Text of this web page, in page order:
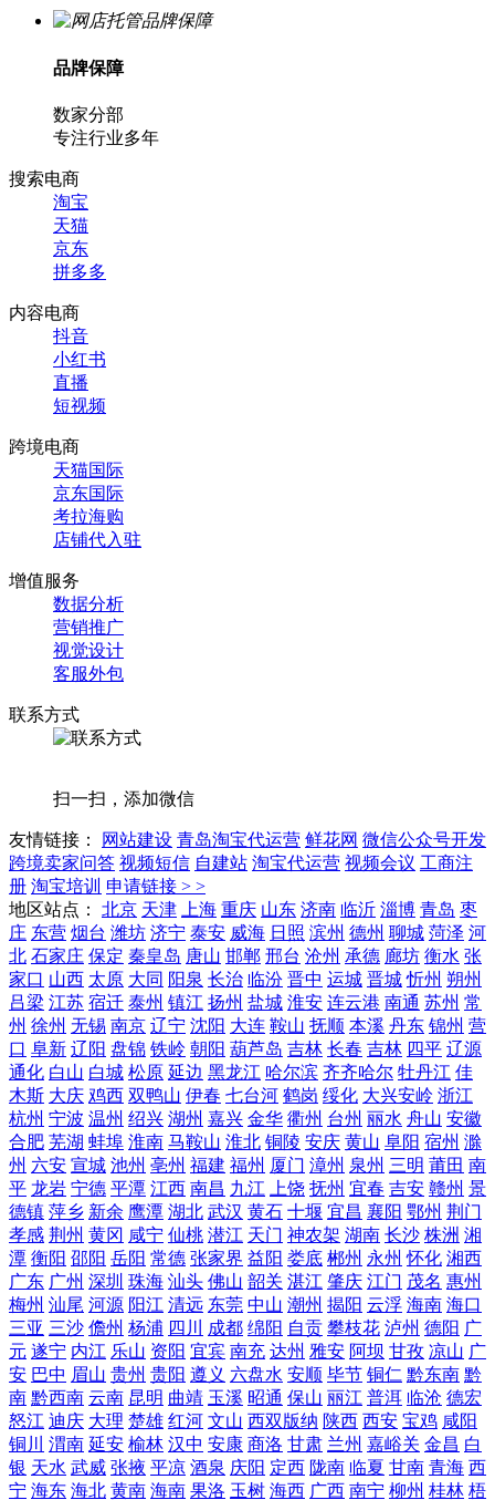
品牌保障
数家分部
专注行业多年
搜索电商
淘宝
天猫
京东
拼多多
内容电商
抖音
小红书
直播
短视频
跨境电商
天猫国际
京东国际
考拉海购
店铺代入驻
增值服务
数据分析
营销推广
视觉设计
客服外包
联系方式
扫一扫，添加微信
友情链接： 网站建设 青岛淘宝代运营 鲜花网 微信公众号开发
跨境卖家问答 视频短信 自建站 淘宝代运营 视频会议 工商注
册 淘宝培训 申请链接 > >
地区站点：
北京 天津 上海 重庆 山东 济南 临沂 淄博 青岛 枣
庄 东营 烟台 潍坊 济宁 泰安 威海 日照 滨州 德州 聊城 菏泽 河
北 石家庄 保定 秦皇岛 唐山 邯郸 邢台 沧州 承德 廊坊 衡水 张
家口 山西 太原 大同 阳泉 长治 临汾 晋中 运城 晋城 忻州 朔州
吕梁 江苏 宿迁 泰州 镇江 扬州 盐城 淮安 连云港 南通 苏州 常
州 徐州 无锡 南京 辽宁 沈阳 大连 鞍山 抚顺 本溪 丹东 锦州 营
口 阜新 辽阳 盘锦 铁岭 朝阳 葫芦岛 吉林 长春 吉林 四平 辽源
通化 白山 白城 松原 延边 黑龙江 哈尔滨 齐齐哈尔 牡丹江 佳
木斯 大庆 鸡西 双鸭山 伊春 七台河 鹤岗 绥化 大兴安岭 浙江
杭州 宁波 温州 绍兴 湖州 嘉兴 金华 衢州 台州 丽水 舟山 安徽
合肥 芜湖 蚌埠 淮南 马鞍山 淮北 铜陵 安庆 黄山 阜阳 宿州 滁
州 六安 宣城 池州 亳州 福建 福州 厦门 漳州 泉州 三明 莆田 南
平 龙岩 宁德 平潭 江西 南昌 九江 上饶 抚州 宜春 吉安 赣州 景
德镇 萍乡 新余 鹰潭 湖北 武汉 黄石 十堰 宜昌 襄阳 鄂州 荆门
孝感 荆州 黄冈 咸宁 仙桃 潜江 天门 神农架 湖南 长沙 株洲 湘
潭 衡阳 邵阳 岳阳 常德 张家界 益阳 娄底 郴州 永州 怀化 湘西
广东 广州 深圳 珠海 汕头 佛山 韶关 湛江 肇庆 江门 茂名 惠州
梅州 汕尾 河源 阳江 清远 东莞 中山 潮州 揭阳 云浮 海南 海口
三亚 三沙 儋州 杨浦 四川 成都 绵阳 自贡 攀枝花 泸州 德阳 广
元 遂宁 内江 乐山 资阳 宜宾 南充 达州 雅安 阿坝 甘孜 凉山 广
安 巴中 眉山 贵州 贵阳 遵义 六盘水 安顺 毕节 铜仁 黔东南 黔
南 黔西南 云南 昆明 曲靖 玉溪 昭通 保山 丽江 普洱 临沧 德宏
怒江 迪庆 大理 楚雄 红河 文山 西双版纳 陕西 西安 宝鸡 咸阳
铜川
渭南 延安 榆林 汉中 安康 商洛 甘肃 兰州 嘉峪关 金昌 白
银 天水 武威 张掖 平凉 酒泉 庆阳 定西 陇南 临夏 甘南 青海 西
宁 海东 海北 黄南 海南 果洛 玉树 海西 广西 南宁 柳州 桂林 梧